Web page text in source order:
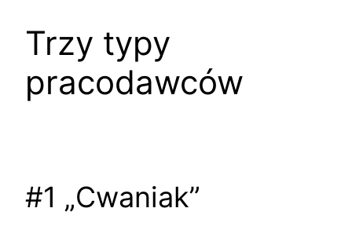
Trzy typy
pracodawców
#1 „Cwaniak”